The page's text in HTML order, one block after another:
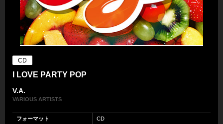
CD
I LOVE PARTY POP
V.A.
VARIOUS ARTISTS
フォーマット
CD